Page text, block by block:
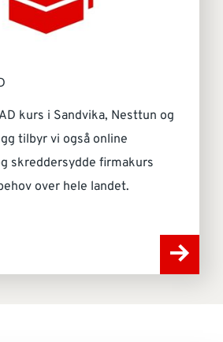
kurs i Sandvika, Nesttun og
tilbyr vi også online
skreddersydde firmakurs
over hele landet.